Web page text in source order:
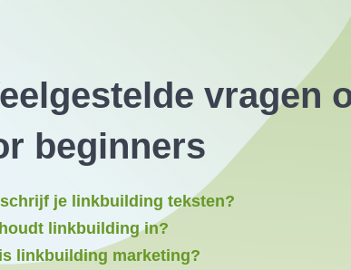
vragen
beginners
je linkbuilding teksten?
linkbuilding in?
linkbuilding marketing?